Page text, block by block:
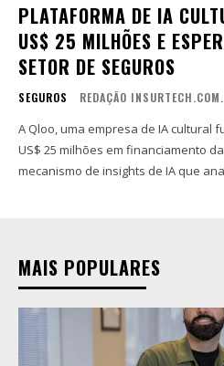
PLATAFORMA DE IA
US$ 25 MILHÕES E
SETOR DE SEGUROS
SEGUROS REDAÇÃO
A Qloo, uma empresa de IA cultural
US$ 25 milhões em financiamento
mecanismo de insights de IA que
MAIS POPULARES